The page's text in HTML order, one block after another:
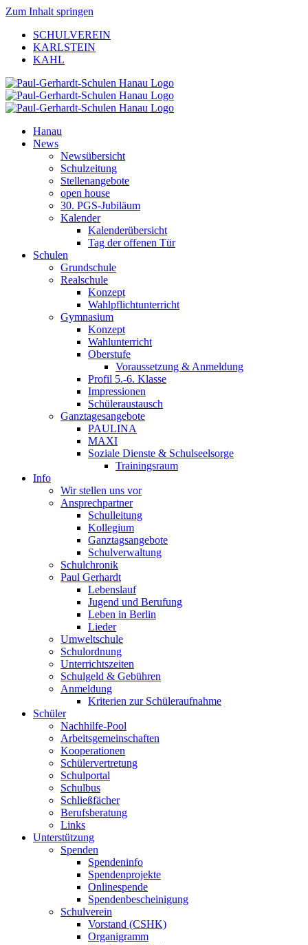
Zum Inhalt springen
SCHULVEREIN
KARLSTEIN
KAHL
Hanau
News
Newsübersicht
Schulzeitung
Stellenangebote
open house
30. PGS-Jubiläum
Kalender
Kalenderübersicht
Tag der offenen Tür
Schulen
Grundschule
Realschule
Konzept
Wahlpflichtunterricht
Gymnasium
Konzept
Wahlunterricht
Oberstufe
Voraussetzung & Anmeldung
Profil 5.-6. Klasse
Impressionen
Schüleraustausch
Ganztagesangebote
PAULINA
MAXI
Soziale Dienste & Schulseelsorge
Trainingsraum
Info
Wir stellen uns vor
Ansprechpartner
Schulleitung
Kollegium
Ganztagsangebote
Schulverwaltung
Schulchronik
Paul Gerhardt
Lebenslauf
Jugend und Berufung
Leben in Berlin
Lieder
Umweltschule
Schulordnung
Unterrichtszeiten
Schulgeld & Gebühren
Anmeldung
Kriterien zur Schüleraufnahme
Schüler
Nachhilfe-Pool
Arbeitsgemeinschaften
Kooperationen
Schülervertretung
Schulportal
Schulbus
Schließfächer
Berufsberatung
Links
Unterstützung
Spenden
Spendeninfo
Spendenprojekte
Onlinespende
Spendenbescheinigung
Schulverein
Vorstand (CSHK)
Organigramm